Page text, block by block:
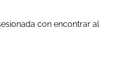
con encontrar al